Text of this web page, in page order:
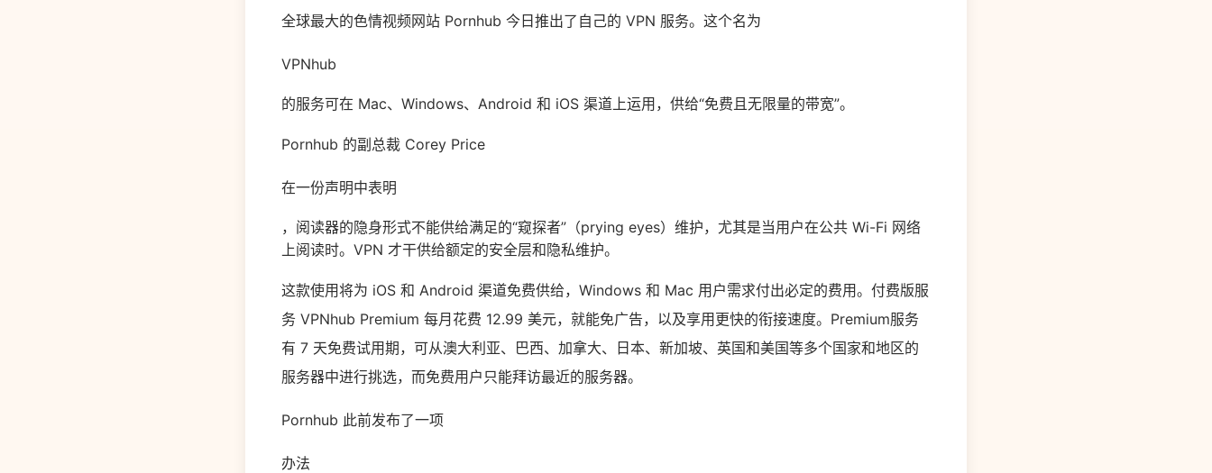
全球最大的色情视频网站 Pornhub 今日推出了自己的 VPN 服务。这个名为
VPNhub
的服务可在 Mac、Windows、Android 和 iOS 渠道上运用，供给“免费且无限量的带宽”。
Pornhub 的副总裁 Corey Price
在一份声明中表明
，阅读器的隐身形式不能供给满足的“窥探者”（prying eyes）维护，尤其是当用户在公共 Wi-Fi 网络
上阅读时。VPN 才干供给额定的安全层和隐私维护。
这款使用将为 iOS 和 Android 渠道免费供给，Windows 和 Mac 用户需求付出必定的费用。付费版服
务 VPNhub Premium 每月花费 12.99 美元，就能免广告，以及享用更快的衔接速度。Premium服务
有 7 天免费试用期，可从澳大利亚、巴西、加拿大、日本、新加坡、英国和美国等多个国家和地区的
服务器中进行挑选，而免费用户只能拜访最近的服务器。
Pornhub 此前发布了一项
办法